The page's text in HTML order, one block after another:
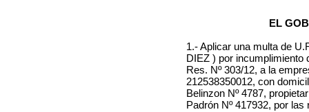
EL
1.- Aplicar una multa de
DIEZ ) por
Res. Nº 303/12, a la
212538350012, con
Belinzon Nº 4787,
Padrón Nº 417932, por